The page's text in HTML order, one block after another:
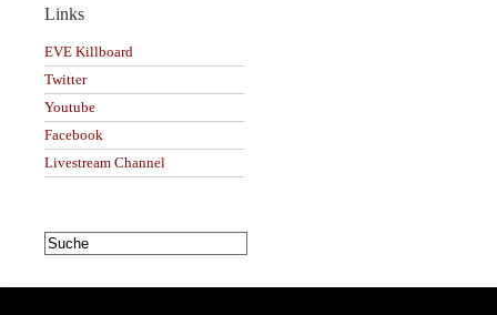
Links
EVE Killboard
Twitter
Youtube
Facebook
Livestream Channel